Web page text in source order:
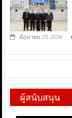
มิถุนายน 25, 2026
ผู้สนับสนุน